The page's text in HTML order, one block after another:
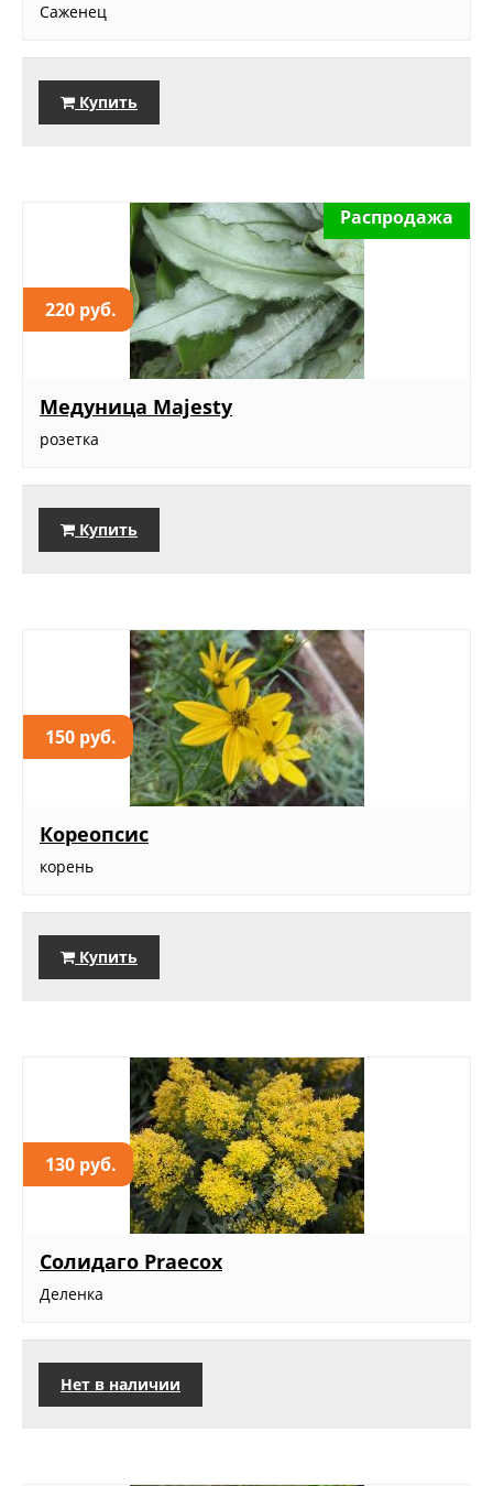
Саженец
Купить
220 руб.
Распродажа
Медуница Majesty
розетка
Купить
150 руб.
Кореопсис
корень
Купить
130 руб.
Солидаго Praecox
Деленка
Нет в наличии